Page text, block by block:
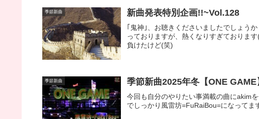
季節新曲 新曲発表特別企画!!~Vol.128
｢鬼神｣、お聴きくださいましたでしょう
っておりますが、熱くなりすぎておりま
負けたけど(笑)
季節新曲 季節新曲2025年冬【ONE
今回も自分のやりたい事満載の曲にakim
でしっかり風雷坊=FuRaiBou=になって